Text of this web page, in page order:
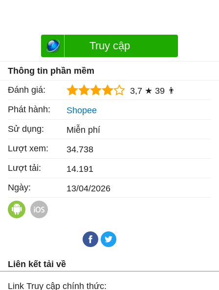
Truy cập
Thông tin phần mềm
Đánh giá:
3,7 ★ 39 👨
Phát hành:
Shopee
Sử dụng:
Miễn phí
Lượt xem:
34.738
Lượt tải:
14.191
Ngày:
13/04/2026
Shopee cho Android
Liên kết tải về
Link Truy cập chính thức: